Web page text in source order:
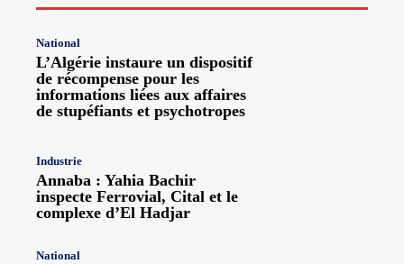
National
L’Algérie instaure un dispositif
de récompense pour les
informations liées aux affaires
de stupéfiants et psychotropes
Industrie
Annaba : Yahia Bachir
inspecte Ferrovial, Cital et le
complexe d’El Hadjar
National